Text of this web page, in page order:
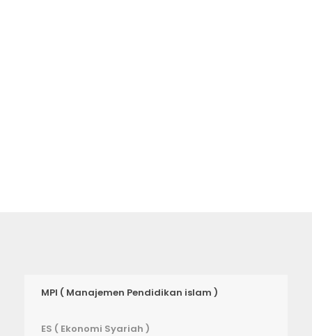
MPI ( Manajemen Pendidikan islam )
ES ( Ekonomi Syariah )